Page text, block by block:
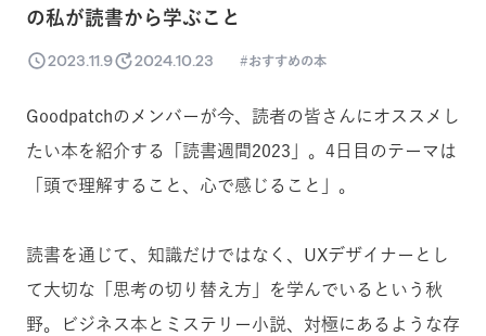
の私が読書から学ぶこと
2023.11.9 2024.10.23 おすすめの本
Goodpatchのメンバーが今、読者の皆さんにオススメし
たい本を紹介する「読書週間2023」。4日目のテーマは
「頭で理解すること、心で感じること」。
読書を通じて、 知識だけではなく、UXデザイナーとし
て大切な「思考の切り替え方」を学んでいるという秋
野。ビジネス本とミステリー小説、対極にあるような存